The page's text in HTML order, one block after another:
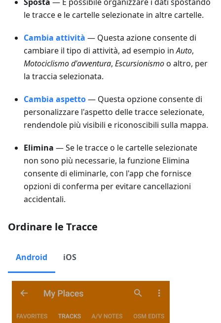
le tracce e le cartelle selezionate in altre cartelle.
Cambia attività — Questa azione consente di
cambiare il tipo di attività, ad esempio inAuto,
Motociclismo d'avventura, Escursionismoo altro, per
la traccia selezionata.
Cambia aspetto— Questa opzione consente di
personalizzare l'aspetto delle tracce selezionate,
rendendole più visibili e riconoscibili sulla mappa.
Elimina — Se le tracce o le cartelle selezionate
non sono più necessarie, la funzione Elimina
consente di eliminarle, con l'app che fornisce
opzioni di conferma per evitare cancellazioni
accidentali.
Ordinare le Tracce
Android iOS